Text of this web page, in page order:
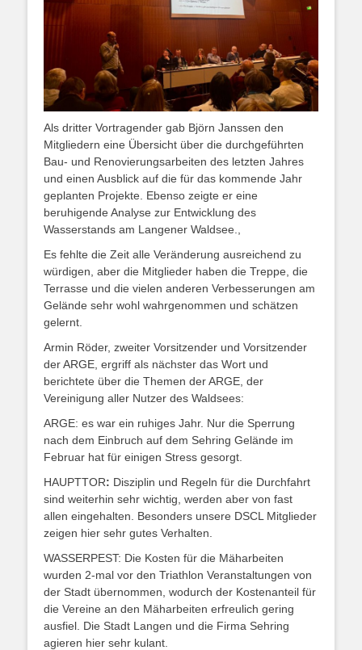
Als dritter Vortragender gab Björn Janssen den
Mitgliedern eine Übersicht über die durchgeführten
Bau- und Renovierungsarbeiten des letzten Jahres
und einen Ausblick auf die für das kommende Jahr
geplanten Projekte. Ebenso zeigte er eine
beruhigende Analyse zur Entwicklung des
Wasserstands am Langener Waldsee.,
Es fehlte die Zeit alle Veränderung ausreichend zu
würdigen, aber die Mitglieder haben die Treppe, die
Terrasse und die vielen anderen Verbesserungen am
Gelände sehr wohl wahrgenommen und schätzen
gelernt.
Armin Röder, zweiter Vorsitzender und Vorsitzender
der ARGE, ergriff als nächster das Wort und
berichtete über die Themen der ARGE, der
Vereinigung aller Nutzer des Waldsees:
ARGE: es war ein ruhiges Jahr. Nur die Sperrung
nach dem Einbruch auf dem Sehring Gelände im
Februar hat für einigen Stress gesorgt.
HAUPTTOR: Disziplin und Regeln für die Durchfahrt
sind weiterhin sehr wichtig, werden aber von fast
allen eingehalten. Besonders unsere DSCL Mitglieder
zeigen hier sehr gutes Verhalten.
WASSERPEST: Die Kosten für die Mäharbeiten
wurden 2-mal vor den Triathlon Veranstaltungen von
der Stadt übernommen, wodurch der Kostenanteil für
die Vereine an den Mäharbeiten erfreulich gering
ausfiel. Die Stadt Langen und die Firma Sehring
agieren hier sehr kulant.